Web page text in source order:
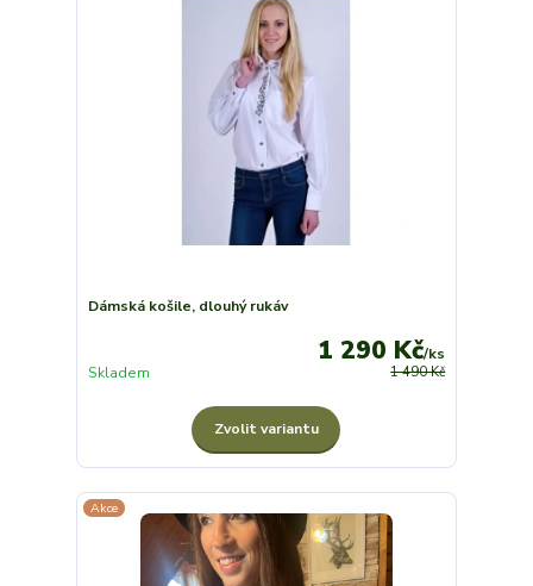
Dámská košile, dlouhý rukáv
1 490 Kč
1 290 Kč/ks
Skladem
Zvolit variantu
Akce